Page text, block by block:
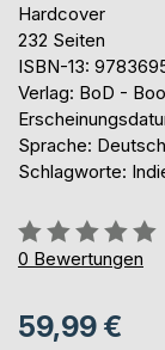
Hardcover
232 Seiten
ISBN-13:
Verlag: BoD -
Sprache: Deutsch
Schlagworte:
Bewertung::
0%
0 Bewertungen
59,99 €